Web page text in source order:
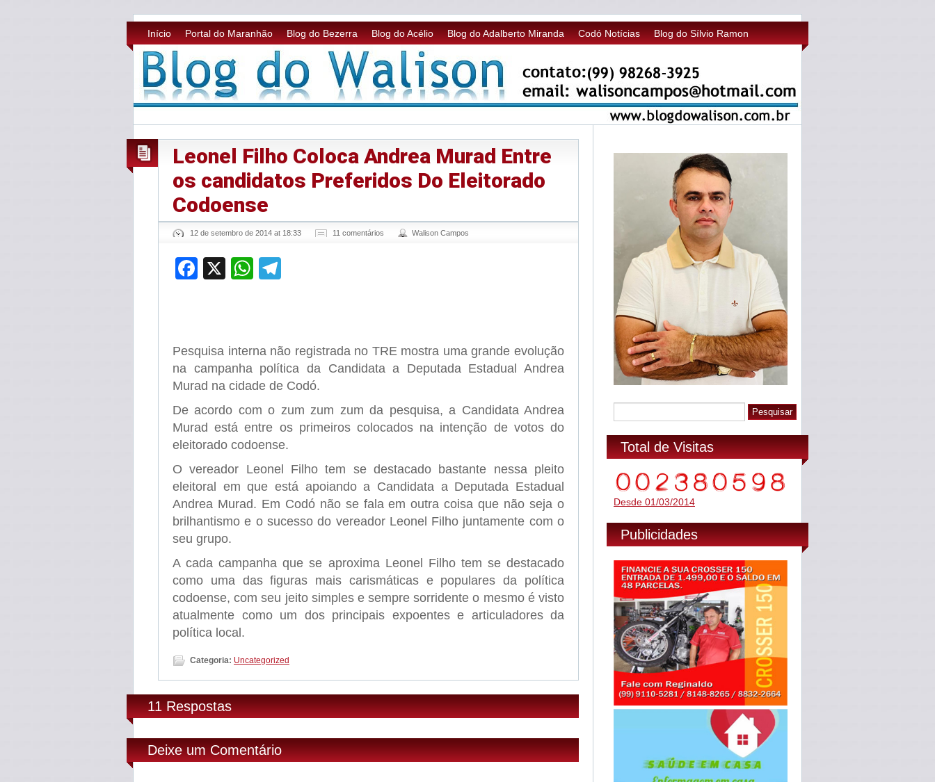
Início Portal do Maranhão Blog do Bezerra Blog do Acélio Blog do Adalberto Miranda Codó Notícias Blog do Sílvio Ramon
Leonel Filho Coloca Andrea Murad Entre
os candidatos Preferidos Do Eleitorado
Codoense
12 de setembro de 2014 at 18:33 11 comentários Walison Campos
Facebook
X WhatsApp
Pesquisa interna não registrada no TRE mostra uma grande evolução
na campanha política da Candidata a Deputada Estadual Andrea
Murad na cidade de Codó.
De acordo com o zum zum zum da pesquisa, a Candidata Andrea
Murad está entre os primeiros colocados na intenção de votos do
eleitorado codoense.
O vereador Leonel Filho tem se destacado bastante nessa pleito
eleitoral em que está apoiando a Candidata a Deputada Estadual
Andrea Murad. Em Codó não se fala em outra coisa que não seja o
brilhantismo e o sucesso do vereador Leonel Filho juntamente com o
seu grupo.
A cada campanha que se aproxima Leonel Filho tem se destacado
como uma das figuras mais carismáticas e populares da política
codoense, com seu jeito simples e sempre sorridente o mesmo é visto
atualmente como um dos principais expoentes e articuladores da
política local.
Categoria: Uncategorized
11 Respostas
Deixe um Comentário
Total de Visitas
Desde 01/03/2014
Publicidades